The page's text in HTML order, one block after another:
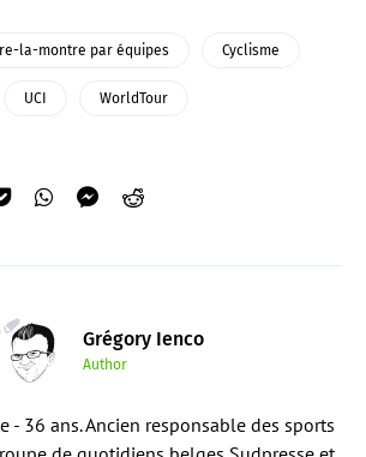
la-montre par équipes Cyclisme
UCI WorldTour
Grégory Ienco
Author
- 36 ans. Ancien responsable des sports